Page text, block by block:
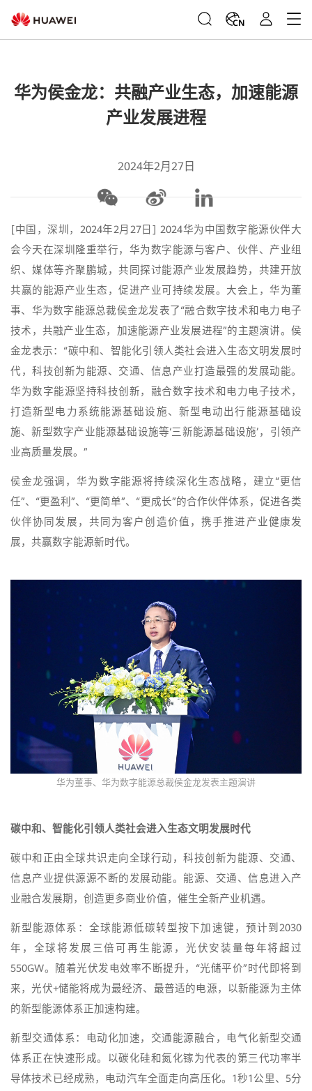
CN
华为侯金龙：共融产业生态，加速能源
产业发展进程
2024年2月27日
[中国，深圳，2024年2月27日] 2024华为中国数字能源伙伴大
会今天在深圳隆重举行，华为数字能源与客户、伙伴、产业组
织、媒体等齐聚鹏城，共同探讨能源产业发展趋势，共建开放
共赢的能源产业生态，促进产业可持续发展。大会上，华为董
事、华为数字能源总裁侯金龙发表了“融合数字技术和电力电子
技术，共融产业生态，加速能源产业发展进程”的主题演讲。侯
金龙表示：“碳中和、智能化引领人类社会进入生态文明发展时
代，科技创新为能源、交通、信息产业打造最强的发展动能。
华为数字能源坚持科技创新，融合数字技术和电力电子技术，
打造新型电力系统能源基础设施、新型电动出行能源基础设
施、新型数字产业能源基础设施等‘三新能源基础设施’，引领产
业高质量发展。”
侯金龙强调，华为数字能源将持续深化生态战略，建立“更信
任”、“更盈利”、“更简单”、“更成长”的合作伙伴体系，促进各类
伙伴协同发展，共同为客户创造价值，携手推进产业健康发
展，共赢数字能源新时代。
华为董事、华为数字能源总裁侯金龙发表主题演讲
碳中和、智能化引领人类社会进入生态文明发展时代
碳中和正由全球共识走向全球行动，科技创新为能源、交通、
信息产业提供源源不断的发展动能。能源、交通、信息进入产
业融合发展期，创造更多商业价值，催生全新产业机遇。
新型能源体系：全球能源低碳转型按下加速键，预计到2030
年，全球将发展三倍可再生能源，光伏安装量每年将超过
550GW。随着光伏发电效率不断提升，“光储平价”时代即将到
来，光伏+储能将成为最经济、最普适的电源，以新能源为主体
的新型能源体系正加速构建。
新型交通体系：电动化加速，交通能源融合，电气化新型交通
体系正在快速形成。以碳化硅和氮化镓为代表的第三代功率半
导体技术已经成熟，电动汽车全面走向高压化。1秒1公里、5分